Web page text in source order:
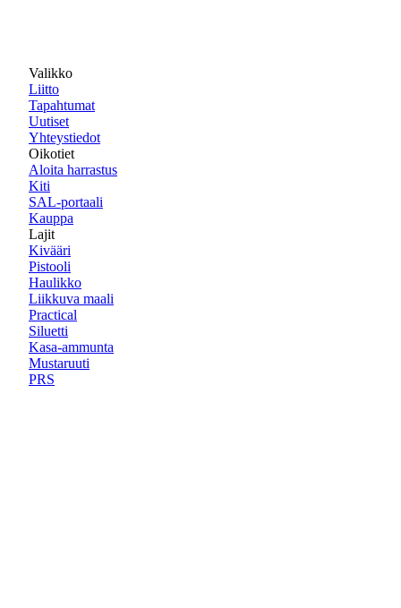
Valikko
Liitto
Tapahtumat
Uutiset
Yhteystiedot
Oikotiet
Aloita harrastus
Kiti
SAL-portaali
Kauppa
Lajit
Kivääri
Pistooli
Haulikko
Liikkuva maali
Practical
Siluetti
Kasa-ammunta
Mustaruuti
PRS